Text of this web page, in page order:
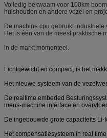
Volledig bekwaam voor 100km
huishouden en andere vezel en
De machine cpu gebruikt
Het is één van de meest praktische
in de markt momenteel.
Lichtgewicht en compact, is het
Het nieuwe systeem van de
De realtime embeded
mens-machine interface en
De ingebouwde grote capaciteits
Het compensatiesysteem in real